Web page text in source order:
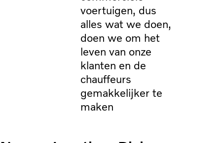
voertuigen, dus
alles wat we doen,
doen we om het
leven van onze
klanten en de
chauffeurs
gemakkelijker te
maken